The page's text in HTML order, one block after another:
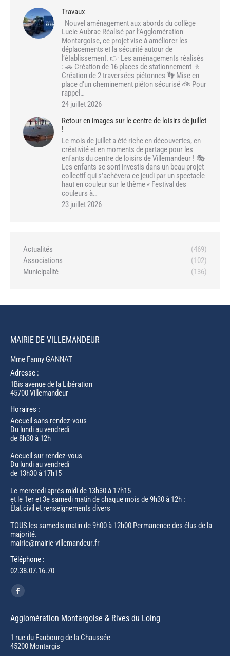
Travaux
Nouvel aménagement aux abords du collège
Lucie Aubrac Réalisé par l’Agglomération
Montargoise, ce projet vise à améliorer les
déplacements et la sécurité autour de
l’établissement. 👉 Les aménagements réalisés
: 🚗 Création de 16 places de stationnement 🚶
Création de 2 traversées piétonnes 👣 Mise en
place d’un cheminement piéton sécurisé 🚲 Pour
rappel…
24 juillet 2026
Retour en images sur le centre de loisirs de juillet
!
Le mois de juillet a été riche en découvertes, en
créativité et en moments de partage pour les
enfants du centre de loisirs de Villemandeur ! 🎭
Les enfants se sont investis dans un beau projet
collectif qui s’achèvera ce jeudi par un spectacle
haut en couleur sur le thème « Festival des
couleurs à…
23 juillet 2026
Actualités
(469)
Associations
(102)
Municipalité
(136)
MAIRIE DE VILLEMANDEUR
Mme Fanny GANNAT
Adresse :
1Bis avenue de la Libération
45700 Villemandeur
Horaires :
Accueil sans rendez-vous
Du lundi au vendredi
de 8h30 à 12h
Accueil sur rendez-vous
Du lundi au vendredi
de 13h30 à 17h15
Le mercredi après midi de 13h30 à 17h15
et le 1er et 3e samedi matin de chaque mois de 9h30 à 12h :
État civil et renseignements divers
TOUS les samedis matin de 9h00 à 12h00 Permanence des élus de la
majorité.
mairie@mairie-villemandeur.fr
Téléphone :
02.38.07.16.70
Trouvez nous sur :
Facebook
opens
in
new
Agglomération Montargoise & Rives du Loing
1 rue du Faubourg de la Chaussée
45200 Montargis